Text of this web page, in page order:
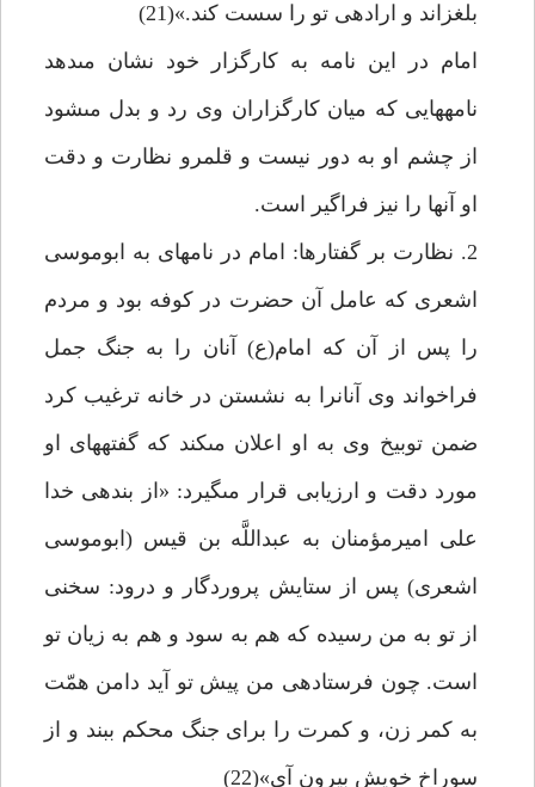
بلغزاند و اراده‏ى تو را سست كند.»(21)
امام در اين نامه به كارگزار خود نشان مى‏دهد
نامه‏هايى كه ميان كارگزاران وى رد و بدل مى‏شود
از چشم او به دور نيست و قلمرو نظارت و دقت
او آنها را نيز فراگير است.
2. نظارت بر گفتارها: امام در نامه‏اى به ابوموسى
اشعرى كه عامل آن حضرت در كوفه بود و مردم
را پس از آن كه امام(ع) آنان را به جنگ جمل
فراخواند وى آنانرا به نشستن در خانه ترغيب كرد
ضمن توبيخ وى به او اعلان مى‏كند كه گفته‏هاى او
مورد دقت و ارزيابى قرار مى‏گيرد: «از بنده‏ى خدا
على اميرمؤمنان به عبداللَّه بن قيس (ابوموسى
اشعرى) پس از ستايش پروردگار و درود: سخنى
از تو به من رسيده كه هم به سود و هم به زيان تو
است. چون فرستاده‏ى من پيش تو آيد دامن همّت
به كمر زن، و كمرت را براى جنگ محكم ببند و از
سوراخ خويش بيرون آى»(22)